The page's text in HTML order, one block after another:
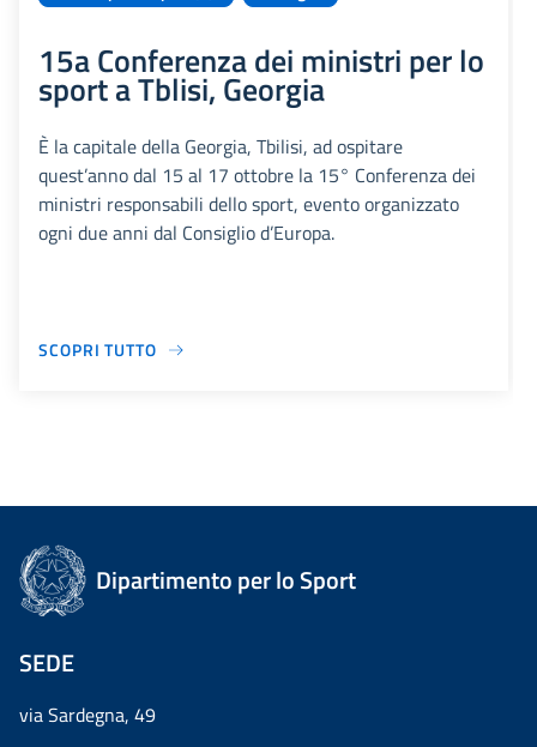
15a Conferenza dei ministri per lo
sport a Tblisi, Georgia
È la capitale della Georgia, Tbilisi, ad ospitare
quest’anno dal 15 al 17 ottobre la 15° Conferenza dei
ministri responsabili dello sport, evento organizzato
ogni due anni dal Consiglio d’Europa.
SCOPRI TUTTO
Dipartimento per lo Sport
SEDE
via Sardegna, 49